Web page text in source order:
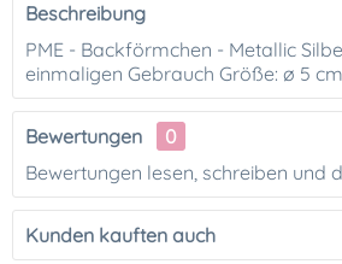
Beschreibung
PME - Backförmchen - Metallic
einmaligen Gebrauch Größe: ø 5
Bewertungen
0
Bewertungen lesen, schreiben und
Kunden kauften auch